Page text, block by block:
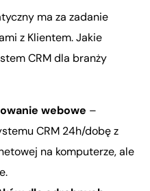
ma za zadanie
z Klientem. Jakie
CRM dla branży
webowe –
CRM 24h/dobę z
na komputerze, ale